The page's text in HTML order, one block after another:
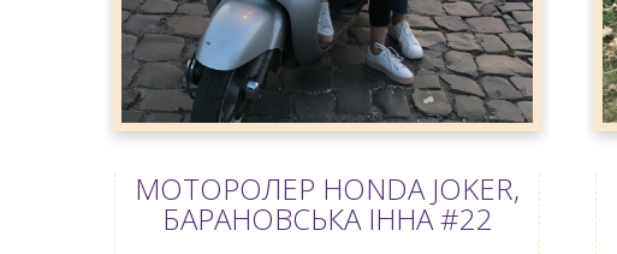
МОТОРОЛЕР HONDA JOKER,
БАРАНОВСЬКА ІННА #22